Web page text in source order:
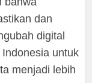
dan
digital
untuk
menjadi lebih